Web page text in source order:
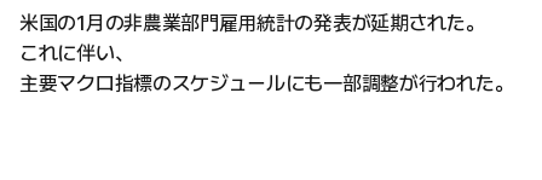
米国の1月の非農業部門雇用統計の発表が延期された。
これに伴い、
主要マクロ指標のスケジュールにも一部調整が行われた。